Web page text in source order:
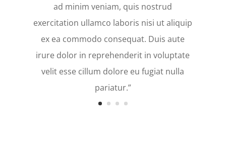
ad minim veniam, quis nostrud
exercitation ullamco laboris nisi ut aliquip
ex ea commodo consequat. Duis aute
irure dolor in reprehenderit in voluptate
velit esse cillum dolore eu fugiat nulla
pariatur.”